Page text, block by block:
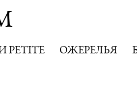
ОЖЕРЕЛЬЯ
ОЖЕРЕЛЬЯ